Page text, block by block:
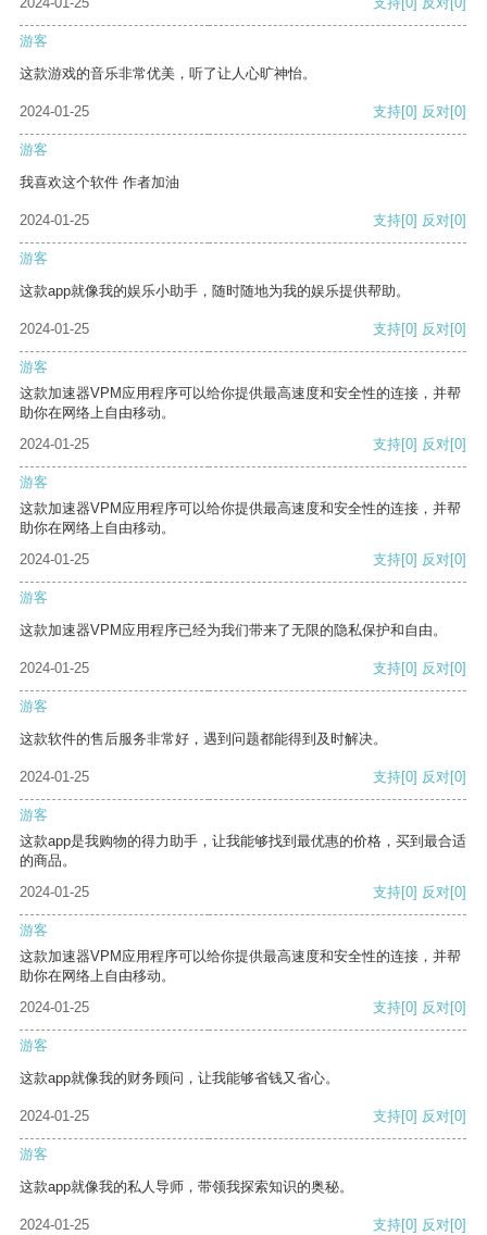
游客
这款游戏的音乐非常优美，听了让人心旷神怡。
2024-01-25 支持[0] 反对[0]
游客
我喜欢这个软件 作者加油
2024-01-25 支持[0] 反对[0]
游客
这款app就像我的娱乐小助手，随时随地为我的娱乐提供帮助。
2024-01-25 支持[0] 反对[0]
游客
这款加速器VPM应用程序可以给你提供最高速度和安全性的连接，并帮
助你在网络上自由移动。
2024-01-25
支持[0] 反对[0]
游客
这款加速器VPM应用程序可以给你提供最高速度和安全性的连接，并帮
助你在网络上自由移动。
2024-01-25
支持[0] 反对[0]
游客
这款加速器VPM应用程序已经为我们带来了无限的隐私保护和自由。
2024-01-25 支持[0] 反对[0]
游客
这款软件的售后服务非常好，遇到问题都能得到及时解决。
2024-01-25 支持[0] 反对[0]
游客
这款app是我购物的得力助手，让我能够找到最优惠的价格，买到最合适
的商品。
2024-01-25
支持[0] 反对[0]
游客
这款加速器VPM应用程序可以给你提供最高速度和安全性的连接，并帮
助你在网络上自由移动。
2024-01-25
支持[0] 反对[0]
游客
这款app就像我的财务顾问，让我能够省钱又省心。
2024-01-25 支持[0] 反对[0]
游客
这款app就像我的私人导师，带领我探索知识的奥秘。
2024-01-25 支持[0] 反对[0]